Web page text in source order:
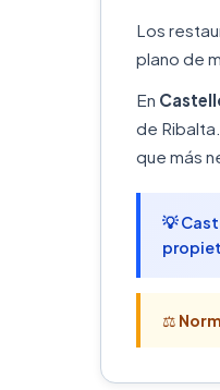
Los
plano de
En
de
que más
💡
⚖️